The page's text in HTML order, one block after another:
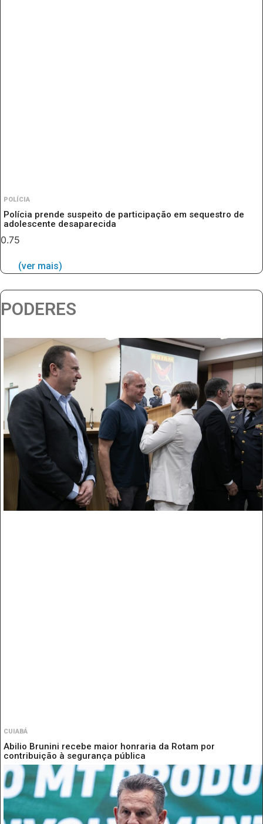
POLÍCIA
Polícia prende suspeito de participação em sequestro de
adolescente desaparecida
(ver mais)
PODERES
CUIABÁ
Abilio Brunini recebe maior honraria da Rotam por
contribuição à segurança pública